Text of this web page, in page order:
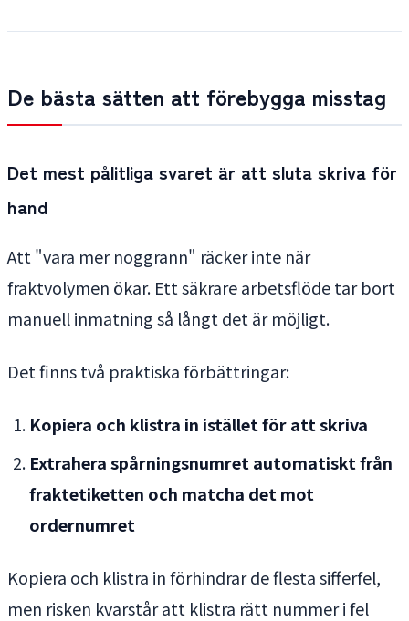
De bästa sätten att förebygga misstag
Det mest pålitliga svaret är att sluta skriva för
hand
Att "vara mer noggrann" räcker inte när
fraktvolymen ökar. Ett säkrare arbetsflöde tar bort
manuell inmatning så långt det är möjligt.
Det finns två praktiska förbättringar:
Kopiera och klistra in istället för att skriva
Extrahera spårningsnumret automatiskt från
fraktetiketten och matcha det mot
ordernumret
Kopiera och klistra in förhindrar de flesta sifferfel,
men risken kvarstår att klistra rätt nummer i fel